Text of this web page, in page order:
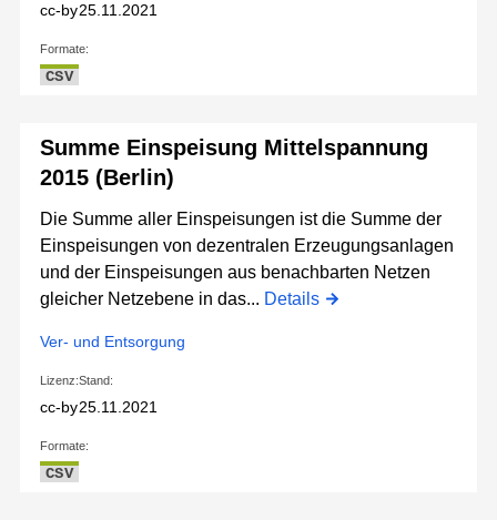
cc-by25.11.2021
Formate:
CSV
Summe Einspeisung Mittelspannung
2015 (Berlin)
Die Summe aller Einspeisungen ist die Summe der
Einspeisungen von dezentralen Erzeugungsanlagen
und der Einspeisungen aus benachbarten Netzen
gleicher Netzebene in das... Details
Ver- und Entsorgung
Lizenz:
cc-by
Stand:
25.11.2021
Formate:
CSV